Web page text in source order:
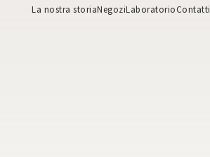
La nostra storiaNegoziLaboratorioContatti